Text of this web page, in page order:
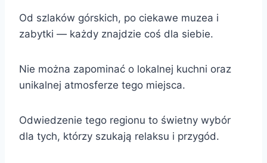
Od szlaków górskich, po ciekawe muzea i
zabytki — każdy znajdzie coś dla siebie.
Nie można zapominać o lokalnej kuchni oraz
unikalnej atmosferze tego miejsca.
Odwiedzenie tego regionu to świetny wybór
dla tych, którzy szukają relaksu i przygód.